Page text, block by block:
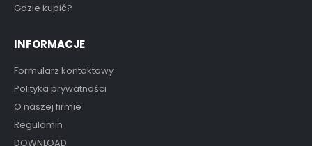
Gdzie kupić?
INFORMACJE
Formularz kontaktowy
Polityka prywatności
O naszej firmie
Regulamin
DOWNLOAD